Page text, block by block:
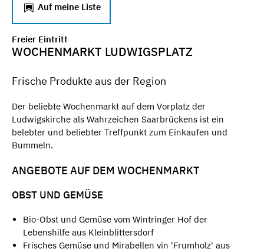
Auf meine Liste
Freier Eintritt
WOCHENMARKT LUDWIGSPLATZ
Frische Produkte aus der Region
Der beliebte Wochenmarkt auf dem Vorplatz der
Ludwigskirche als Wahrzeichen Saarbrückens ist ein
belebter und beliebter Treffpunkt zum Einkaufen und
Bummeln.
ANGEBOTE AUF DEM WOCHENMARKT
OBST UND GEMÜSE
Bio-Obst und Gemüse vom Wintringer Hof der
Lebenshilfe aus Kleinblittersdorf
Frisches Gemüse und Mirabellen vin 'Frumholz' aus